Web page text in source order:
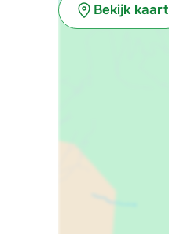
Bekijk kaart